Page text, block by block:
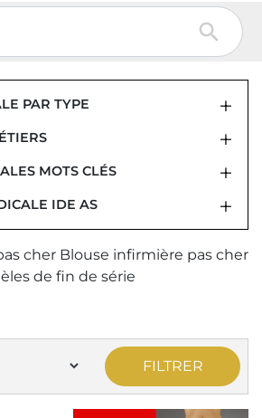

PAS CHÈRE,
INFIRMIÈRE PAS CHÈRE
PAR TYPE
MOTS CLÉS
IDE AS
cher Blouse infirmière pas cher
de fin de série
FILTRER